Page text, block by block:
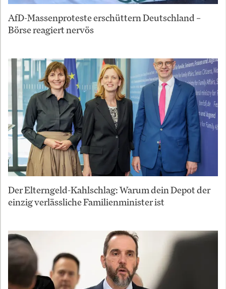
AfD-Massenproteste erschüttern Deutschland –
Börse reagiert nervös
Der Elterngeld-Kahlschlag: Warum dein Depot der
einzig verlässliche Familienminister ist